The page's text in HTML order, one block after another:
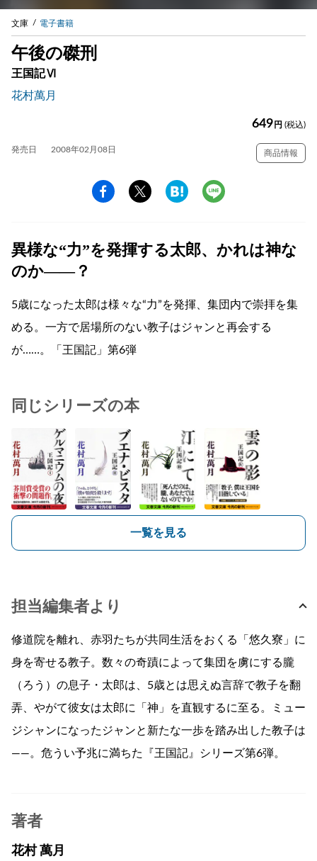
文庫 電子書籍
午後の磔刑
王国記Ⅵ
花村萬月
649 円 (税込)
発売日 2008年02月08日 商品情報
異様な“力”を発揮する太郎、かれは神な
のか——？
5歳になった太郎は様々な“力”を発揮、集団内で崇拝を集
める。一方で居場所のない教子はジャンと再会する
が……。「王国記」第6弾
同じシリーズの本
一覧を見る
担当編集者より
修道院を離れ、赤羽たちが共同生活をおくる「悠久寮」に
身を寄せる教子。数々の奇蹟によって集団を虜にする朧
（ろう）の息子・太郎は、5歳とは思えぬ言辞で教子を翻
弄、やがて彼女は太郎に「神」を直観するに至る。ミュー
ジシャンになったジャンと新たな一歩を踏み出した教子は
——。危うい予兆に満ちた『王国記』シリーズ第6弾。
著者
花村 萬月